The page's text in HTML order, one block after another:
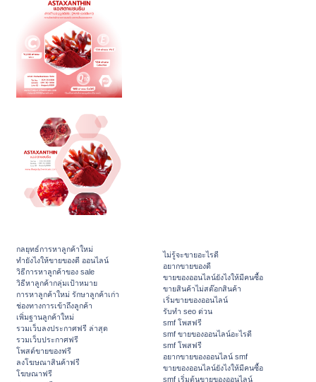
กลยุทธ์การหาลูกค้าใหม่
ทํายังไงให้ขายของดี ออนไลน์
วิธีการหาลูกค้าของ sale
วิธีหาลูกค้ากลุ่มเป้าหมาย
การหาลูกค้าใหม่ รักษาลูกค้าเก่า
ช่องทางการเข้าถึงลูกค้า
เพิ่มฐานลูกค้าใหม่
รวมเว็บลงประกาศฟรี ล่าสุด
รวมเว็บประกาศฟรี
โพสต์ขายของฟรี
ลงโฆษณาสินค้าฟรี
โฆษณาฟรี
ไม่รู้จะขายอะไรดี
อยากขายของดี
ขายของออนไลน์ยังไงให้มีคนซื้อ
ขายสินค้าไม่สต๊อกสินค้า
เริ่มขายของออนไลน์
รับทำ seo ด่วน
smf โพสฟรี
smf ขายของออนไลน์อะไรดี
smf โพสฟรี
อยากขายของออนไลน์ smf
ขายของออนไลน์ยังไงให้มีคนซื้อ
smf เริ่มต้นขายของออนไลน์